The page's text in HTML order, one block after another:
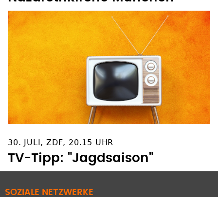
30. JULI, ZDF, 20.15 UHR
TV-Tipp: "Jagdsaison"